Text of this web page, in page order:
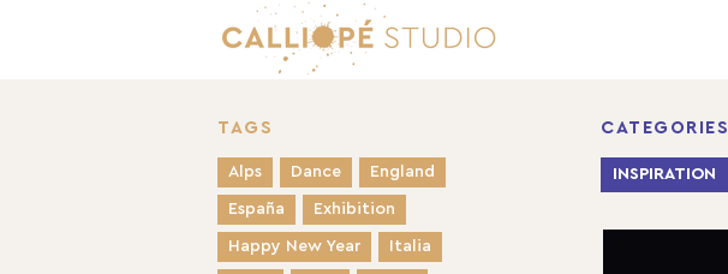
TAGS
Alps Dance England
España Exhibition
Happy New Year Italia
CATEGORIES
INSPIRATION